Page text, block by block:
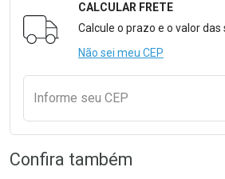
Formulário para Calcular o
CALCULAR FRETE
Calcule o prazo e o valor
Não sei meu CEP
Informe seu CEP
Confira também